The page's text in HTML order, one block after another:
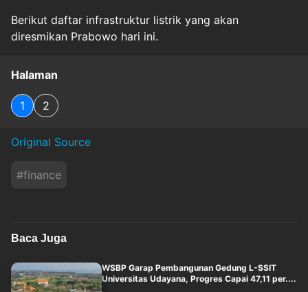
Berikut daftar infrastruktur listrik yang akan
diresmikan Prabowo hari ini.
Halaman
1 2
Original Source
#finance
Baca Juga
WSBP Garap Pembangunan Gedung L-SSIT
Universitas Udayana, Progres Capai 47,11 per....